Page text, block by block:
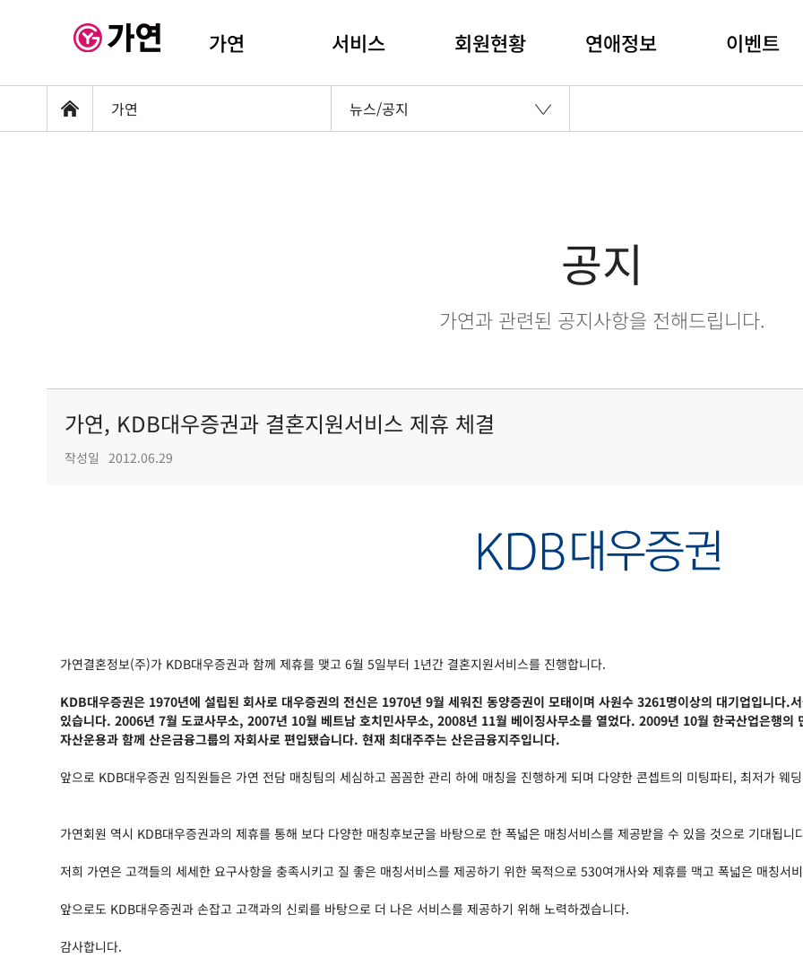
가연 서비스 회원현황 연애정보 이벤트
홈 가연 뉴스/공지
공지
가연과 관련된 공지사항을 전해드립니다.
가연, KDB대우증권과 결혼지원서비스 제휴 체결
작성일 2012.06.29
가연결혼정보(주)가 KDB대우증권과 함께 제휴를 맺고 6월 5일부터 1년간 결혼지원서비스를 진행합니다.
KDB대우증권은 1970년에 설립된 회사로 대우증권의 전신은 1970년 9월 세워진 동양증권이 모태이며 사원수 3261명이상의 대기업입니다.
있습니다. 2006년 7월 도쿄사무소, 2007년 10월 베트남 호치민사무소, 2008년 11월 베이징사무소를 열었다. 2009년 10월 한국산업은행의
자산운용과 함께 산은금융그룹의 자회사로 편입됐습니다. 현재 최대주주는 산은금융지주입니다.
앞으로 KDB대우증권 임직원들은 가연 전담 매칭팀의 세심하고 꼼꼼한 관리 하에 매칭을 진행하게 되며 다양한 콘셉트의 미팅파티, 최저가 웨
가연회원 역시 KDB대우증권과의 제휴를 통해 보다 다양한 매칭후보군을 바탕으로 한 폭넓은 매칭서비스를 제공받을 수 있을 것으로 기대됩니
저희 가연은 고객들의 세세한 요구사항을 충족시키고 질 좋은 매칭서비스를 제공하기 위한 목적으로 530여개사와 제휴를 맥고 폭넓은 매칭서
앞으로도 KDB대우증권과 손잡고 고객과의 신뢰를 바탕으로 더 나은 서비스를 제공하기 위해 노력하겠습니다.
감사합니다.